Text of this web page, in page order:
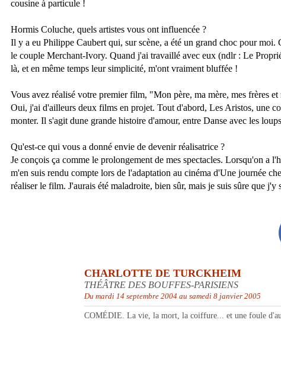
cousine à particule !
Hormis Coluche, quels artistes vous ont influencée ?
Il y a eu Philippe Caubert qui, sur scène, a été un grand choc pour
le couple Merchant-Ivory. Quand j'ai travaillé avec eux (ndlr : Le
là, et en même temps leur simplicité, m'ont vraiment bluffée !
Vous avez réalisé votre premier film, "Mon père, ma mère, mes frères
Oui, j'ai d'ailleurs deux films en projet. Tout d'abord, Les Aristos, une
monter. Il s'agit dune grande histoire d'amour, entre Danse avec les
Qu'est-ce qui vous a donné envie de devenir réalisatrice ?
Je conçois ça comme le prolongement de mes spectacles. Lorsqu'on a
m'en suis rendu compte lors de l'adaptation au cinéma d'Une journée
réaliser le film. J'aurais été maladroite, bien sûr, mais je suis sûre que j'y
CHARLOTTE DE TURCKHEIM
THÉÂTRE DES BOUFFES-PARISIENS
Du mardi 14 septembre 2004 au samedi 8 janvier 2005
COMÉDIE. La vie, la mort, la coiffure... et une foule